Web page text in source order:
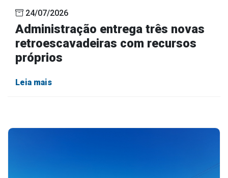
24/07/2026
Administração entrega três novas
retroescavadeiras com recursos
próprios
Leia mais